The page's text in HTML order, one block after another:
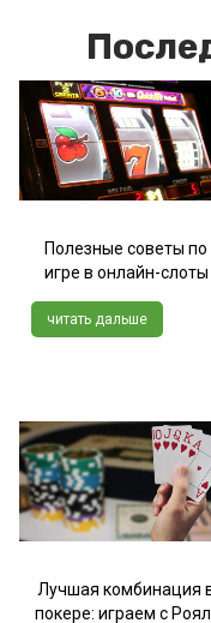
Полезные советы по
игре в онлайн-слоты
читать дальше
Лучшая комбинация
покере: играем с